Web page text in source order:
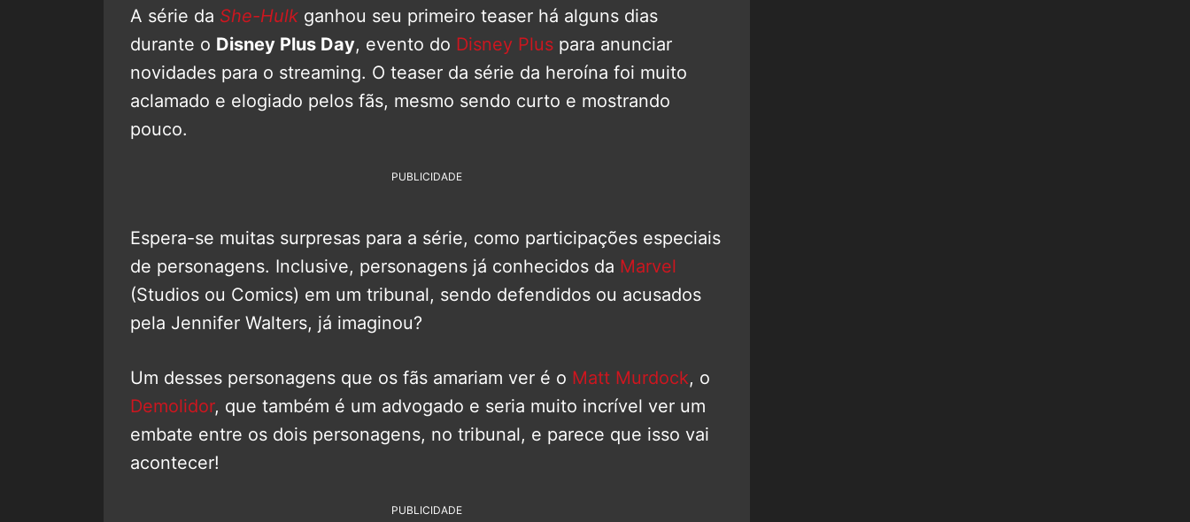
A série da She-Hulk ganhou seu primeiro teaser há alguns dias
durante o Disney Plus Day, evento do Disney Plus para anunciar
novidades para o streaming. O teaser da série da heroína foi muito
aclamado e elogiado pelos fãs, mesmo sendo curto e mostrando
pouco.
PUBLICIDADE
Espera-se muitas surpresas para a série, como participações especiais
de personagens. Inclusive, personagens já conhecidos da Marvel
(Studios ou Comics) em um tribunal, sendo defendidos ou acusados
pela Jennifer Walters, já imaginou?
Um desses personagens que os fãs amariam ver é o Matt Murdock, o
Demolidor, que também é um advogado e seria muito incrível ver um
embate entre os dois personagens, no tribunal, e parece que isso vai
acontecer!
PUBLICIDADE